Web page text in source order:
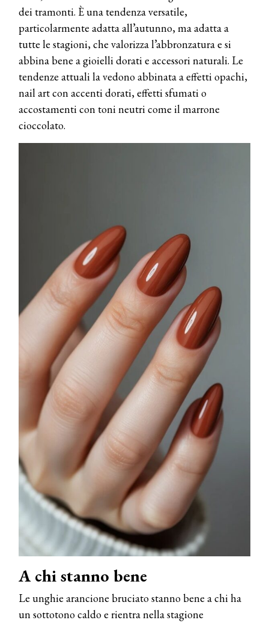
dei tramonti. È una tendenza versatile,
particolarmente adatta all’autunno, ma adatta a
tutte le stagioni, che valorizza l’abbronzatura e si
abbina bene a gioielli dorati e accessori naturali. Le
tendenze attuali la vedono abbinata a effetti opachi,
nail art con accenti dorati, effetti sfumati o
accostamenti con toni neutri come il marrone
cioccolato.
A chi stanno bene
Le unghie arancione bruciato stanno bene a chi ha
un sottotono caldo e rientra nella stagione